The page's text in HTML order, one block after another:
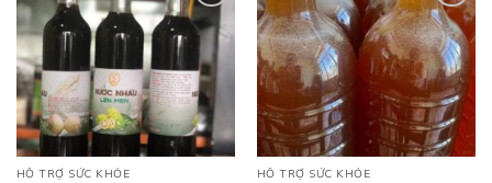
Add to
wishlist
HỖ TRỢ SỨC KHỎE
Add to
wishlist
HỖ TRỢ SỨC KHỎE